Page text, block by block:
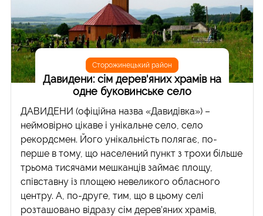
Сторожинецький район
Давидени: сім дерев'яних храмів на
одне буковинське село
ДАВИДЕНИ (офіційна назва «Давидівка») –
неймовірно цікаве і унікальне село, село
рекордсмен. Його унікальність полягає, по-
перше в тому, що населений пункт з трохи більше
трьома тисячами мешканців займає площу,
співставну із площею невеликого обласного
центру. А, по-друге, тим, що в цьому селі
розташовано відразу сім дерев’яних храмів,